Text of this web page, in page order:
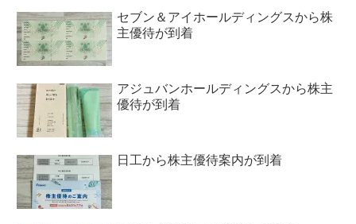
セブン＆アイホールディングスから株
主優待が到着
アジュバンホールディングスから株主
優待が到着
日工から株主優待案内が到着